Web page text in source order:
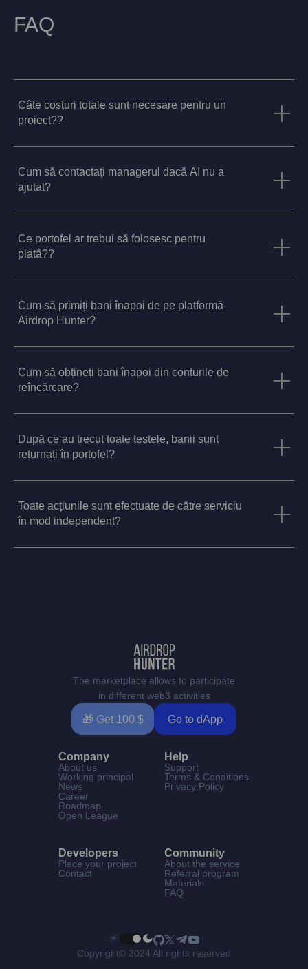
FAQ
Câte costuri totale sunt necesare pentru un
proiect??
Cum să contactați managerul dacă AI nu a
ajutat?
Ce portofel ar trebui să folosesc pentru
plată??
Cum să primiți bani înapoi de pe platformă
Airdrop Hunter?
Cum să obțineți bani înapoi din conturile de
reîncărcare?
După ce au trecut toate testele, banii sunt
returnați în portofel?
Toate acțiunile sunt efectuate de către serviciu
în mod independent?
The marketplace allows to participate
in different web3 activities
🎁 Get 100 $ Go to dApp
Company
About us
Working principal
News
Career
Roadmap
Open League
Help
Support
Terms & Conditions
Privacy Policy
Developers
Place your project
Contact
Community
About the service
Referral program
Materials
FAQ
Copyright© 2024 All rights reserved